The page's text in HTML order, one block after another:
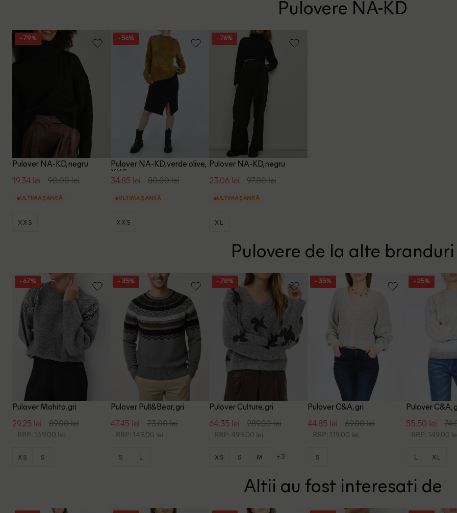
Pulovere NA-KD
- 79%
Pulover NA-KD, negru
19.34 lei 90.00 lei
ULTIMA ȘANSĂ
XXS
- 56%
Pulover NA-KD, verde olive,
XXS
34.85 lei 80.00 lei
ULTIMA ȘANSĂ
XXS
- 76%
Pulover NA-KD, negru
23.06 lei 97.00 lei
ULTIMA ȘANSĂ
XL
Pulovere de la alte branduri
- 67%
Pulover Mohito, gri
29.25 lei 89.00 lei
RRP: 169.00 lei
XS S
- 35%
Pulover Pull&Bear, gri
47.45 lei 73.00 lei
RRP: 149.00 lei
S L
- 78%
Pulover Culture, gri
64.35 lei 289.00 lei
RRP: 499.00 lei
XS S M +3
- 35%
Pulover C&A, gri
44.85 lei 69.00 lei
RRP: 119.00 lei
S
- 25%
Pulover C&A,
55.50 lei
RRP: 149.00
L XL
Altii au fost interesati de